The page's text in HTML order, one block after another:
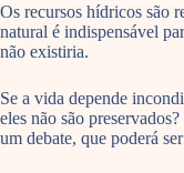
Os recursos hídricos são
natural é indispensável
não existiria.
Se a vida depende
eles não são
um debate, que poderá